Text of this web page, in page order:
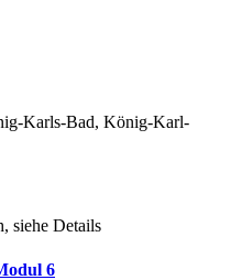
Karls-Bad, König-Karl-
siehe Details
6